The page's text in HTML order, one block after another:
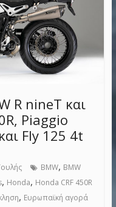
R nineT και
Piaggio
Fly 125 4t
BMW, BMW
, Honda, Honda CRF 450R
, Ευρωπαϊκή αγορά